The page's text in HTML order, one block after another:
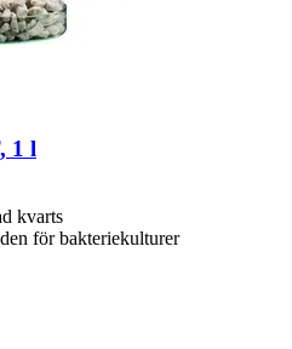
1 l
kvarts
för bakteriekulturer